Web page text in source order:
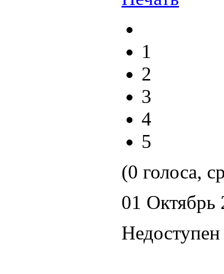
1
2
3
4
5
(0 голоса,
01 Октябрь